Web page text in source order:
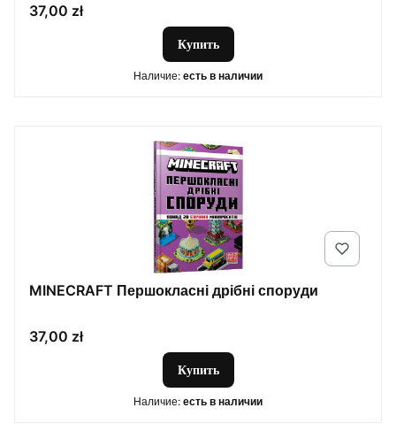
Цена
37,00 zł
Купить
Наличие: есть в наличии
MINECRAFT Першокласні дрібні споруди
Цена
37,00 zł
Купить
Наличие: есть в наличии